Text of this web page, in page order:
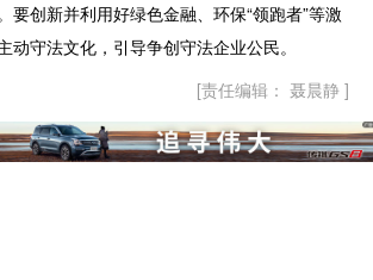
要创新并利用好绿色金融、环保“领跑者”等激
动守法文化，引导争创守法企业公民。
[责任编辑： 聂晨静 ]